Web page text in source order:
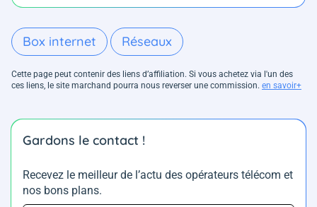
Box internet Réseaux
Cette page peut contenir des liens d’affiliation. Si vous achetez via l'un des
ces liens, le site marchand pourra nous reverser une commission. en savoir+
Gardons le contact !
Recevez le meilleur de l’actu des opérateurs télécom et
nos bons plans.